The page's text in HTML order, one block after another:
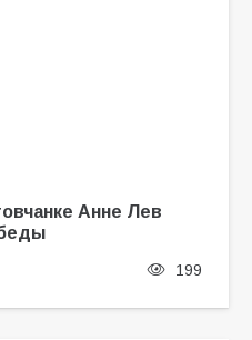
Анне Лев
199